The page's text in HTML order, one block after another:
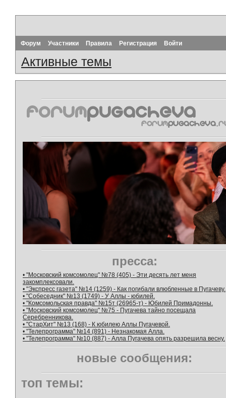
Форум Участники Правила Регистрация Войти
Активные темы
пресса:
• "Московский комсомолец" №78 (405) - Эти десять лет меня
закомплексовали.
• "Экспресс газета" №14 (1259) - Как погибали влюбленные в Пугачеву.
• "Собеседник" №13 (1749) - У Аллы - юбилей.
• "Комсомольская правда" №15т (26965-т) - Юбилей Примадонны.
• "Московский комсомолец" №75 - Пугачева тайно посещала
Серебренникова.
• "СтарХит" №13 (168) - К юбилею Аллы Пугачевой.
• "Телепрограмма" №14 (891) - Незнакомая Алла.
• "Телепрограмма" №10 (887) - Алла Пугачева опять разрешила весну.
новые сообщения:
топ темы: